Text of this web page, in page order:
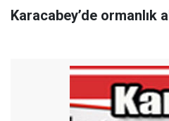
Karacabey’de ormanlık